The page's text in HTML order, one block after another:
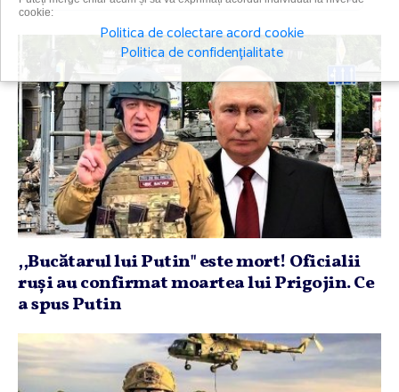
,,Bucătarul lui Putin" este mort! Oficialii
ruşi au confirmat moartea lui Prigojin. Ce
a spus Putin
cookie:
Politica de colectare acord cookie
Politica de confidențialitate